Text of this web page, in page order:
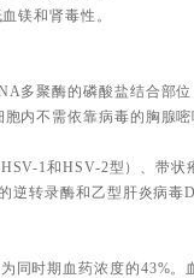
镁和肾毒性。
多聚酶的磷酸盐结合部位
内不需依靠病毒的胸腺嘧
1和HSV-2型）、带状
逆转录酶和乙型肝炎病毒
同时期血药浓度的43%。